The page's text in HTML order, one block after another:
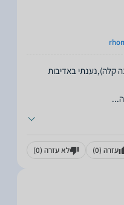
קלה),נענתי באדיבות
...
עזרה (0) לא עזרה (0)